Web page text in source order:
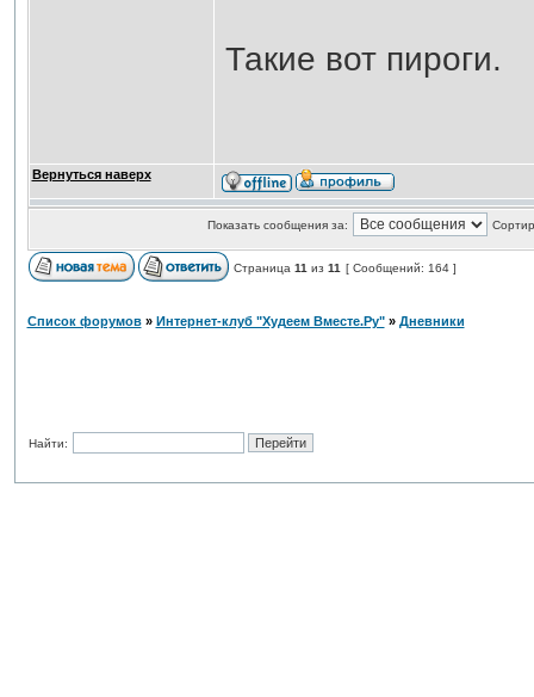
Такие вот пироги.
Вернуться наверх
Показать сообщения за:
Страница 11 из 11 [ Сообщений: 164 ]
Список форумов» Интернет-клуб "Худеем Вместе.Ру"» Дневники
Найти: